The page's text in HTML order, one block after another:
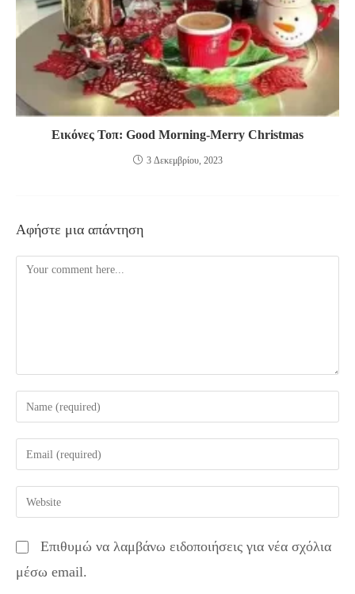
Εικόνες Τοπ: Good Morning-Merry Christmas
3 Δεκεμβρίου, 2023
Αφήστε μια απάντηση
Comment
Enter
your
name
comment
Enter
your
email
address
comment
Enter
your
URL
(optional)
Επιθυμώ να λαμβάνω ειδοποιήσεις για νέα σχόλια
μέσω email.